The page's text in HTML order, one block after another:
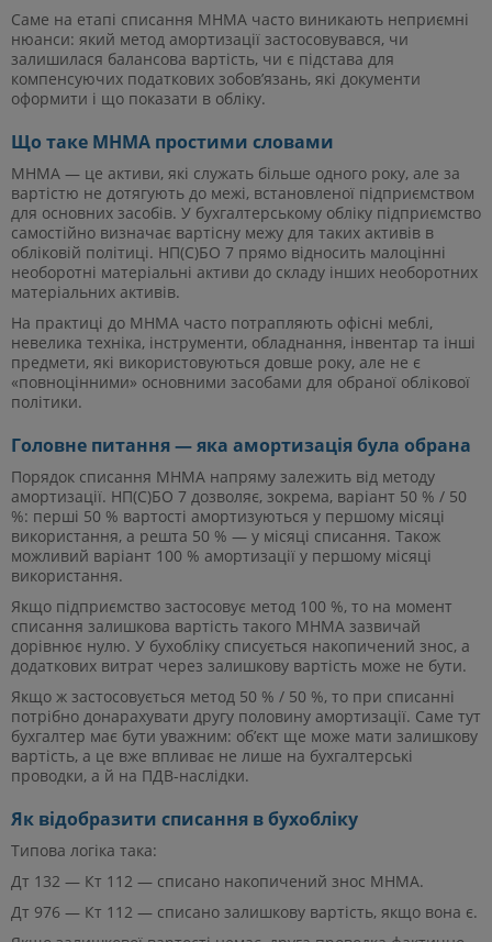
Саме на етапі списання МНМА часто виникають неприємні
нюанси: який метод амортизації застосовувався, чи
залишилася балансова вартість, чи є підстава для
компенсуючих податкових зобов’язань, які документи
оформити і що показати в обліку.
Що таке МНМА простими словами
МНМА — це активи, які служать більше одного року, але за
вартістю не дотягують до межі, встановленої підприємством
для основних засобів. У бухгалтерському обліку підприємство
самостійно визначає вартісну межу для таких активів в
обліковій політиці. НП(С)БО 7 прямо відносить малоцінні
необоротні матеріальні активи до складу інших необоротних
матеріальних активів.
На практиці до МНМА часто потрапляють офісні меблі,
невелика техніка, інструменти, обладнання, інвентар та інші
предмети, які використовуються довше року, але не є
«повноцінними» основними засобами для обраної облікової
політики.
Головне питання — яка амортизація була обрана
Порядок списання МНМА напряму залежить від методу
амортизації. НП(С)БО 7 дозволяє, зокрема, варіант 50 % / 50
%: перші 50 % вартості амортизуються у першому місяці
використання, а решта 50 % — у місяці списання. Також
можливий варіант 100 % амортизації у першому місяці
використання.
Якщо підприємство застосовує метод 100 %, то на момент
списання залишкова вартість такого МНМА зазвичай
дорівнює нулю. У бухобліку списується накопичений знос, а
додаткових витрат через залишкову вартість може не бути.
Якщо ж застосовується метод 50 % / 50 %, то при списанні
потрібно донарахувати другу половину амортизації. Саме тут
бухгалтер має бути уважним: об’єкт ще може мати залишкову
вартість, а це вже впливає не лише на бухгалтерські
проводки, а й на ПДВ-наслідки.
Як відобразити списання в бухобліку
Типова логіка така:
Дт 132 — Кт 112 — списано накопичений знос МНМА.
Дт 976 — Кт 112 — списано залишкову вартість, якщо вона є.